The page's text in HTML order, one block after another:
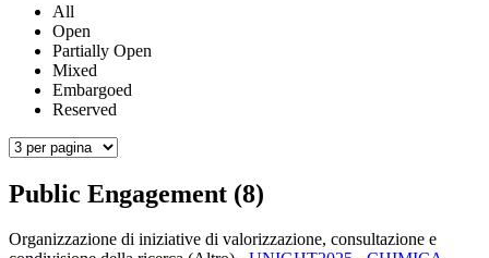
All
Open
Partially Open
Mixed
Embargoed
Reserved
Public Engagement (8)
Organizzazione di iniziative di valorizzazione, consultazione e